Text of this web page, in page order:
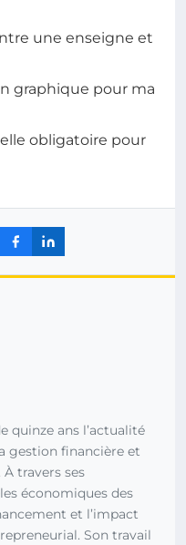
une enseigne et
graphique pour ma
obligatoire pour
quinze ans l’actualité
gestion financière et
travers ses
économiques des
et l’impact
Son travail